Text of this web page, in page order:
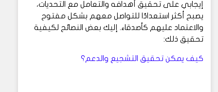
إيجابي على تحقيق أهدافه والتعامل مع التحديات،
يصبح أكثر استعدادًا للتواصل معهم بشكل مفتوح
والاعتماد عليهم كأصدقاء. إليك بعض النصائح لكيفية
تحقيق ذلك:
كيف يمكن تحقيق التشجيع والدعم؟